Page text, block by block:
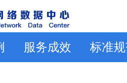
服务成效 标准